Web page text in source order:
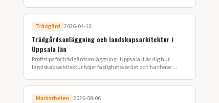
Trädgård 2026-04-10
Trädgårdsanläggning och landskapsarkitektur i
Uppsala län
Proffstips för trädgårdsanläggning i Uppsala. Lär dig hur
landskapsarkitektur höjer fastighetsvärdet och hanterar
Markarbeten 2026-08-06